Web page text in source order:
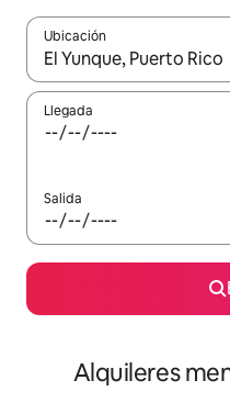
Ubicación
Cuando los resultados
Llegada
Salida
Alquileres